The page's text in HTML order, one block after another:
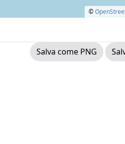
©
Salva come PNG